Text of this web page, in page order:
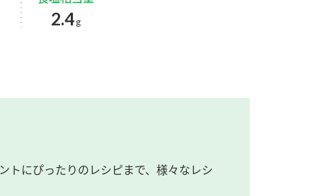
2.4 g
トにぴったりのレシピまで、様々なレシ